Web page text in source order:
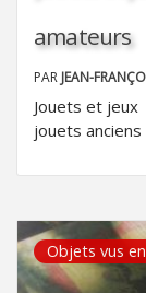
amateurs
PAR JEAN-
Jouets et
jouets
Objets vus